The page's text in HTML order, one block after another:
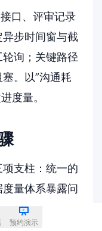
口、评审记录
步时间窗与截
询；关键路径
。以”沟通耗
度量。
支柱：统一的
量体系暴露问
息并自动化流
预约演示